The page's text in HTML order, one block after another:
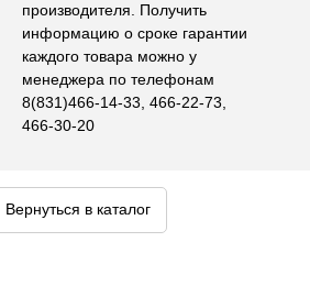
производителя. Получить
информацию о сроке гарантии
каждого товара можно у
менеджера по телефонам
8(831)466-14-33, 466-22-73,
466-30-20
Вернуться в каталог